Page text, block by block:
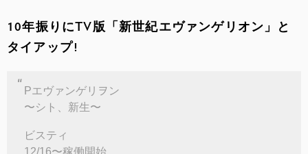
10年振りにTV版「新世紀エヴァンゲリオン」と
タイアップ!
Pエヴァンゲリヲン
〜シト、新生〜
ビスティ
12/16〜稼働開始